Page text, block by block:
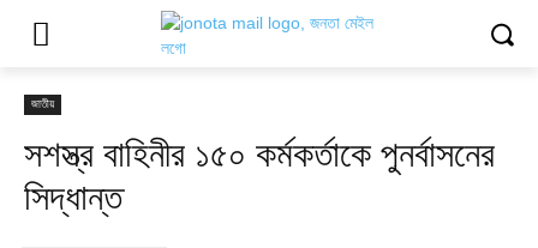
জাতীয়
সশস্ত্র বাহিনীর ১৫০ কর্মকর্তাকে পুনর্বাসনের
সিদ্ধান্ত